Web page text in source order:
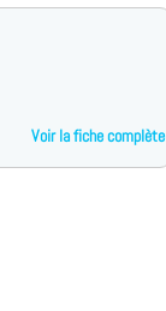
Voir la fiche complète